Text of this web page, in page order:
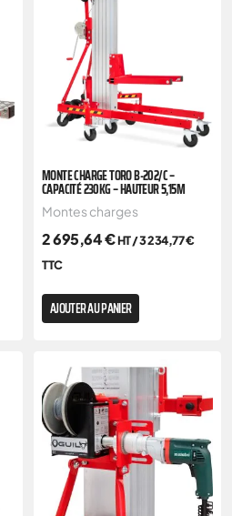
MONTE CHARGE TORO B-202/C –
CAPACITÉ 230KG – HAUTEUR 5,15M
Montes charges
2 695,64€HT /3 234,77€
TTC
AJOUTER AU PANIER